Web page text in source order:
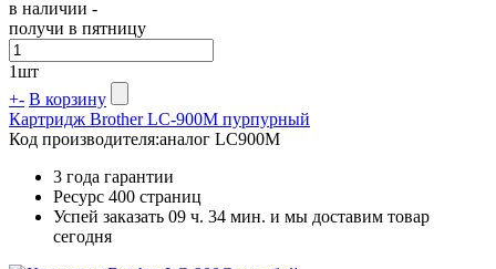
в наличии -
получи в пятницу
1шт
+- В корзину
Картридж Brother LC-900M пурпурный
Код производителя:аналог LC900M
3 года гарантии
Ресурс 400 страниц
Успей заказать 09 ч. 34 мин. и мы доставим товар
сегодня